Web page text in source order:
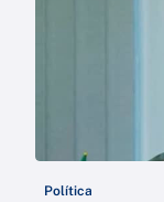
Política